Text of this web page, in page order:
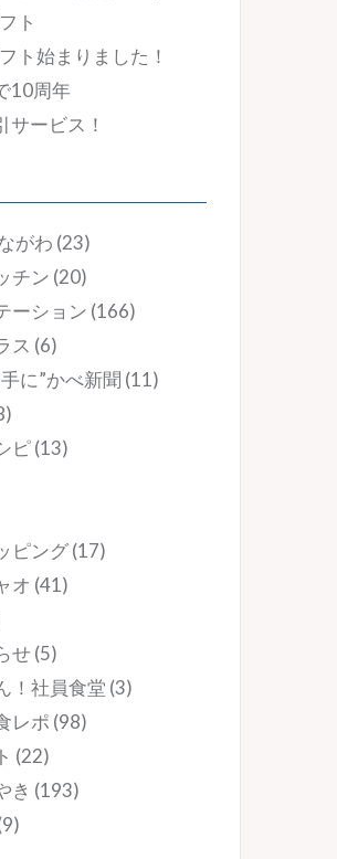
ト
ト始まりました！
10周年
サービス！
がわ (23)
チン (20)
ーション (166)
ス (6)
に”かべ新聞 (11)
ピ(13)
ピング(17)
オ (41)
せ(5)
！社員食堂 (3)
レポ (98)
(22)
き (193)